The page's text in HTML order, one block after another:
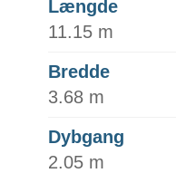
Længde
11.15 m
Bredde
3.68 m
Dybgang
2.05 m